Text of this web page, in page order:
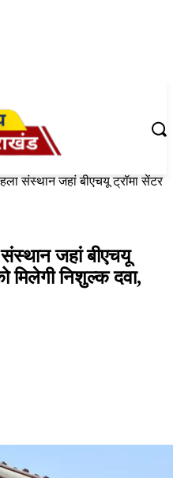
संस्थान जहां बीएचयू ट्रॉमा सेंटर
जहां बीएचयू
मिलेगी निशुल्क दवा,